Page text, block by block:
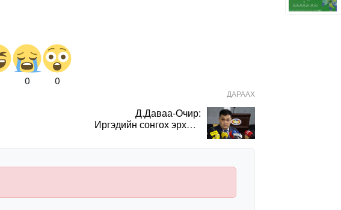
0 0
ДАРААХ
Д.Даваа-Очир:
Иргэдийн сонгох эрхийг
шаардлагатай